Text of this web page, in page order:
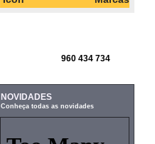
960 434 734
NOVIDADES
Conheça todas as novidades